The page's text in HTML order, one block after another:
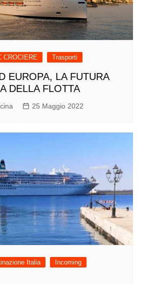
CROCIERE Trasporti
EUROPA, LA FUTURA
DELLA FLOTTA
25 Maggio 2022
Italia
Incoming